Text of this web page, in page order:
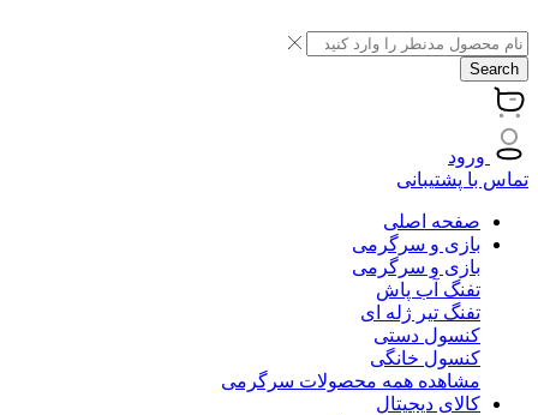
Search
ورود
تماس با پشتیبانی
صفحه اصلی
بازی و سرگرمی
بازی و سرگرمی
تفنگ آب پاش
تفنگ تیر ژله ای
کنسول دستی
کنسول خانگی
مشاهده همه محصولات سرگرمی
کالای دیجیتال